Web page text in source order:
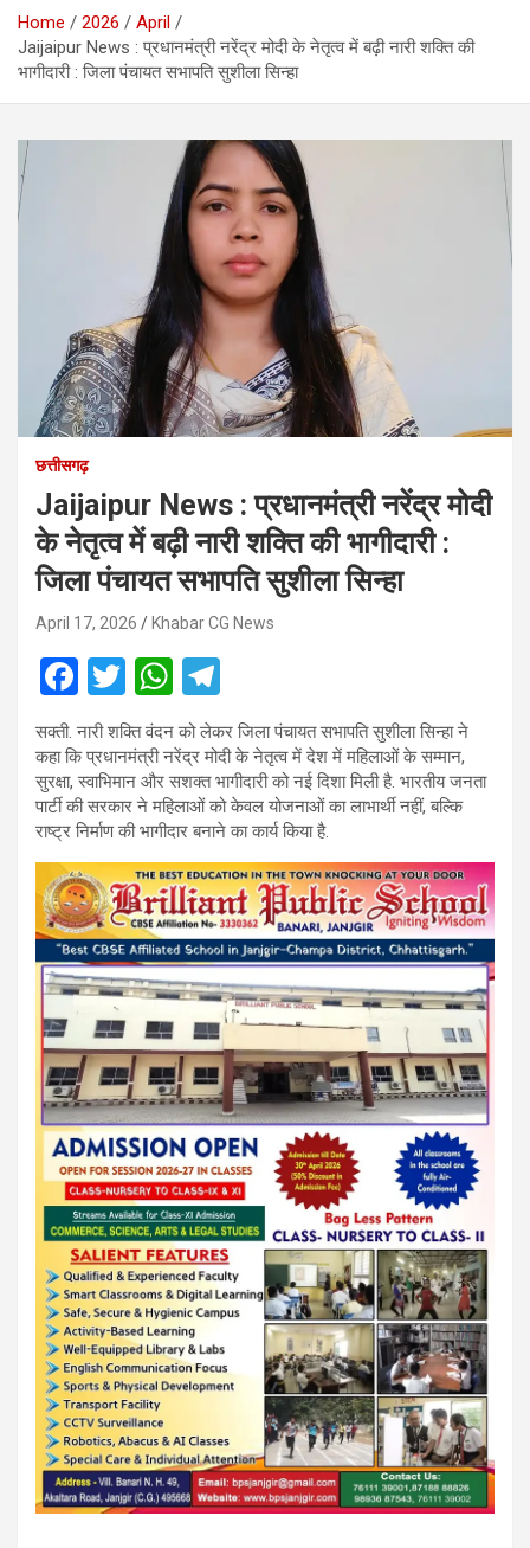
Home 2026
April
Jaijaipur News : प्रधानमंत्री नरेंद्र मोदी के नेतृत्व में बढ़ी नारी शक्ति की
भागीदारी : जिला पंचायत सभापति सुशीला सिन्हा
छत्तीसगढ़
Jaijaipur News : प्रधानमंत्री नरेंद्र मोदी
के नेतृत्व में बढ़ी नारी शक्ति की भागीदारी :
जिला पंचायत सभापति सुशीला सिन्हा
April 17, 2026 Khabar CG News
F
a
ce
b
o
o
k
T
wi
tt
er
W
h
at
s
A
p
p
el
e
gr
a
m
सक्ती. नारी शक्ति वंदन को लेकर जिला पंचायत सभापति सुशीला सिन्हा ने
कहा कि प्रधानमंत्री नरेंद्र मोदी के नेतृत्व में देश में महिलाओं के सम्मान,
सुरक्षा, स्वाभिमान और सशक्त भागीदारी को नई दिशा मिली है. भारतीय जनता
पार्टी की सरकार ने महिलाओं को केवल योजनाओं का लाभार्थी नहीं, बल्कि
राष्ट्र निर्माण की भागीदार बनाने का कार्य किया है.